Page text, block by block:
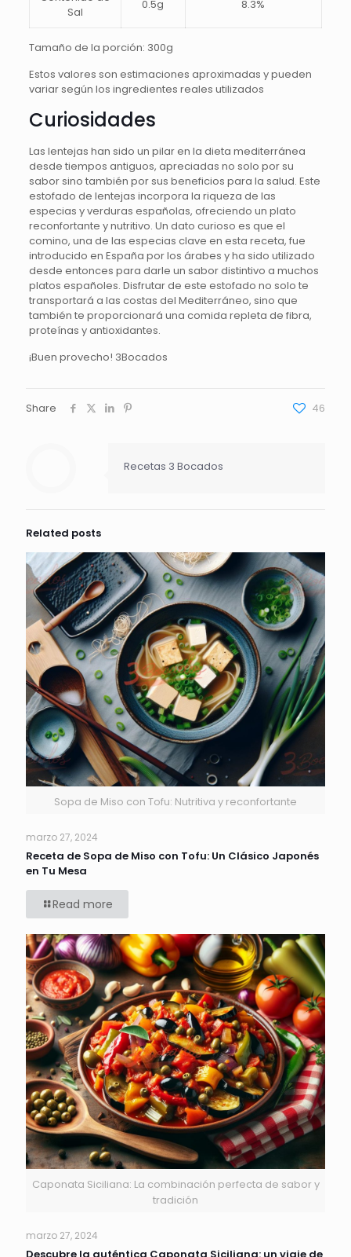
Sal
0.5g 8.3%
Tamaño de la porción: 300g
Estos valores son estimaciones aproximadas y pueden
variar según los ingredientes reales utilizados
Curiosidades
Las lentejas han sido un pilar en la dieta mediterránea
desde tiempos antiguos, apreciadas no solo por su
sabor sino también por sus beneficios para la salud. Este
estofado de lentejas incorpora la riqueza de las
especias y verduras españolas, ofreciendo un plato
reconfortante y nutritivo. Un dato curioso es que el
comino, una de las especias clave en esta receta, fue
introducido en España por los árabes y ha sido utilizado
desde entonces para darle un sabor distintivo a muchos
platos españoles. Disfrutar de este estofado no solo te
transportará a las costas del Mediterráneo, sino que
también te proporcionará una comida repleta de fibra,
proteínas y antioxidantes.
¡Buen provecho! 3Bocados
Share 46
Recetas 3 Bocados
Related posts
Sopa de Miso con Tofu: Nutritiva y reconfortante
marzo 27, 2024
Receta de Sopa de Miso con Tofu: Un Clásico Japonés
en Tu Mesa
Read more
Caponata Siciliana: La combinación perfecta de sabor y
tradición
marzo 27, 2024
Descubre la auténtica Caponata Siciliana: un viaje de